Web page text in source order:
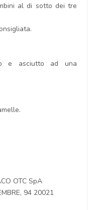
al di sotto dei tre
e asciutto ad una
OTC SpA
94 20021